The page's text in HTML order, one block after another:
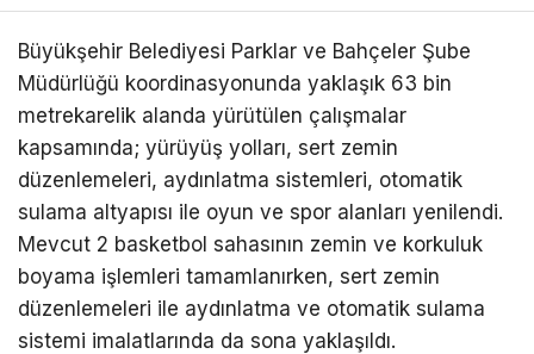
Büyükşehir Belediyesi Parklar ve Bahçeler Şube
Müdürlüğü koordinasyonunda yaklaşık 63 bin
metrekarelik alanda yürütülen çalışmalar
kapsamında; yürüyüş yolları, sert zemin
düzenlemeleri, aydınlatma sistemleri, otomatik
sulama altyapısı ile oyun ve spor alanları yenilendi.
Mevcut 2 basketbol sahasının zemin ve korkuluk
boyama işlemleri tamamlanırken, sert zemin
düzenlemeleri ile aydınlatma ve otomatik sulama
sistemi imalatlarında da sona yaklaşıldı.